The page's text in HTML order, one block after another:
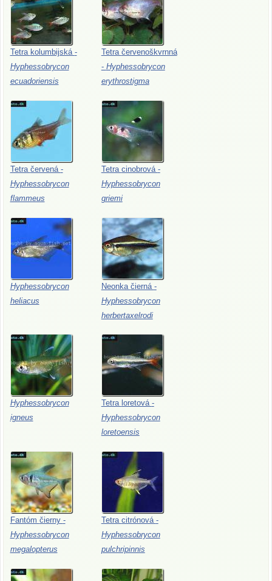
Tetra kolumbijská -
Hyphessobrycon
ecuadoriensis
Tetra červenoškvrnná
- Hyphessobrycon
erythrostigma
Tetra červená -
Hyphessobrycon
flammeus
Tetra cinobrová -
Hyphessobrycon
griemi
Hyphessobrycon
heliacus
Neonka čierná -
Hyphessobrycon
herbertaxelrodi
Hyphessobrycon
igneus
Tetra loretová -
Hyphessobrycon
loretoensis
Fantóm čierny -
Hyphessobrycon
megalopterus
Tetra citrónová -
Hyphessobrycon
pulchripinnis